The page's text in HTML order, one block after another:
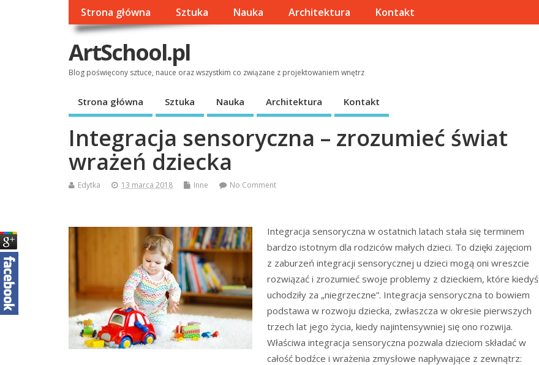
Strona główna Sztuka Nauka Architektura Kontakt
ArtSchool.pl
Blog poświęcony sztuce, nauce oraz wszystkim co związane z projektowaniem wnętrz
Strona główna Sztuka Nauka Architektura Kontakt
Integracja sensoryczna – zrozumieć świat
wrażeń dziecka
Edytka 13 marca 2018 Inne No Comment
Integracja sensoryczna w ostatnich latach stała się terminem
bardzo istotnym dla rodziców małych dzieci. To dzięki zajęciom
z zaburzeń integracji sensorycznej u dzieci mogą oni wreszcie
rozwiązać i zrozumieć swoje problemy z dzieckiem, które kiedyś
uchodziły za „niegrzeczne”. Integracja sensoryczna to bowiem
podstawa w rozwoju dziecka, zwłaszcza w okresie pierwszych
trzech lat jego życia, kiedy najintensywniej się ono rozwija.
Właściwa integracja sensoryczna pozwala dzieciom składać w
całość bodźce i wrażenia zmysłowe napływające z zewnątrz: